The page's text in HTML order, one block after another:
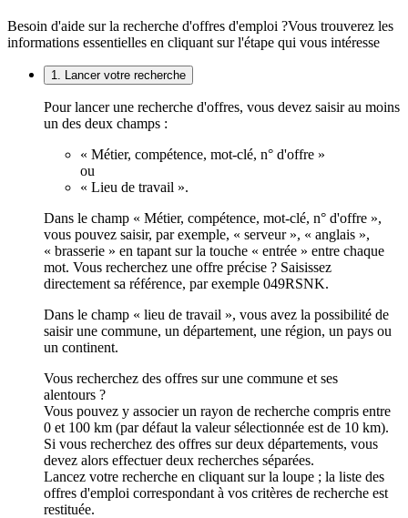
Besoin d'aide sur la recherche d'offres d'emploi ?Vous trouverez les
informations essentielles en cliquant sur l'étape qui vous intéresse
1. Lancer votre recherche
Pour lancer une recherche d'offres, vous devez saisir au moins
un des deux champs :
« Métier, compétence, mot-clé, n° d'offre »
ou
« Lieu de travail ».
Dans le champ « Métier, compétence, mot-clé, n° d'offre »,
vous pouvez saisir, par exemple, « serveur », « anglais »,
« brasserie » en tapant sur la touche « entrée » entre chaque
mot. Vous recherchez une offre précise ? Saisissez
directement sa référence, par exemple 049RSNK.
Dans le champ « lieu de travail », vous avez la possibilité de
saisir une commune, un département, une région, un pays ou
un continent.
Vous recherchez des offres sur une commune et ses
alentours ?
Vous pouvez y associer un rayon de recherche compris entre
0 et 100 km (par défaut la valeur sélectionnée est de 10 km).
Si vous recherchez des offres sur deux départements, vous
devez alors effectuer deux recherches séparées.
Lancez votre recherche en cliquant sur la loupe ; la liste des
offres d'emploi correspondant à vos critères de recherche est
restituée.